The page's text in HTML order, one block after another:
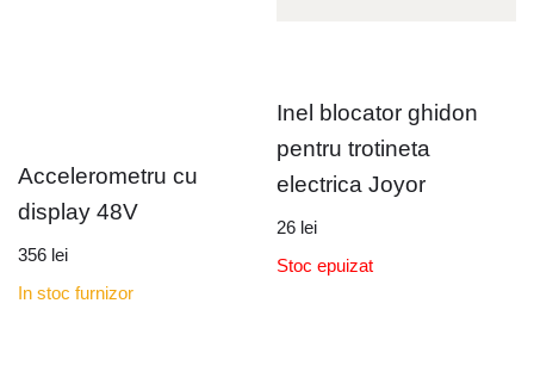
Accelerometru cu
display 48V
356 lei
In stoc furnizor
Inel blocator ghidon
pentru trotineta
electrica Joyor
26 lei
Stoc epuizat